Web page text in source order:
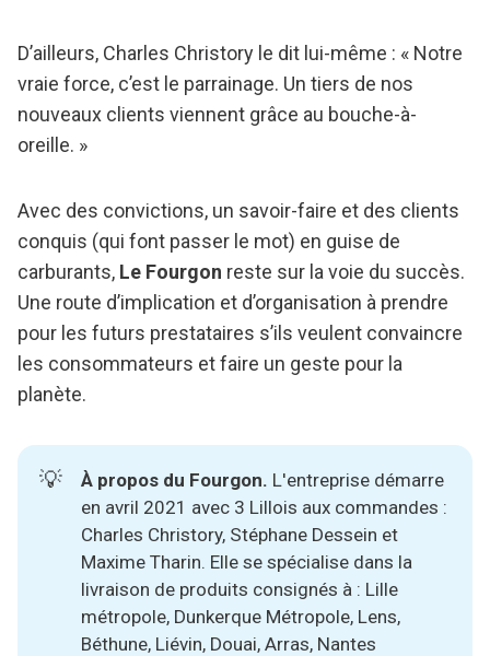
D’ailleurs, Charles Christory le dit lui-même : « Notre
vraie force, c’est le parrainage. Un tiers de nos
nouveaux clients viennent grâce au bouche-à-
oreille. »
Avec des convictions, un savoir-faire et des clients
conquis (qui font passer le mot) en guise de
carburants, Le Fourgon reste sur la voie du succès.
Une route d’implication et d’organisation à prendre
pour les futurs prestataires s’ils veulent convaincre
les consommateurs et faire un geste pour la
planète.
💡 À propos du Fourgon. L'entreprise démarre
en avril 2021 avec 3 Lillois aux commandes :
Charles Christory, Stéphane Dessein et
Maxime Tharin. Elle se spécialise dans la
livraison de produits consignés à : Lille
métropole, Dunkerque Métropole, Lens,
Béthune, Liévin, Douai, Arras, Nantes